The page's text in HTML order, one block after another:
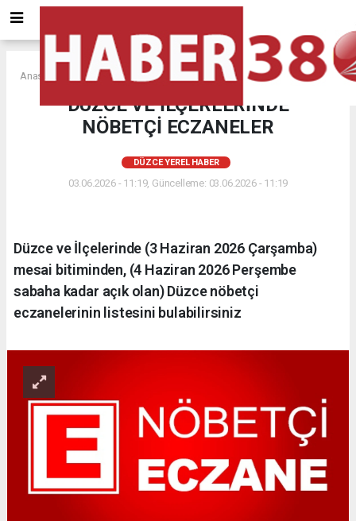
Anasayfa DÜZCE YEREL HABER
DÜZCE VE İLÇERLERİNDE
NÖBETÇİ ECZANELER
DÜZCE YEREL HABER
03.06.2026 - 11:19, Güncelleme: 03.06.2026 - 11:19
Düzce ve İlçelerinde (3 Haziran 2026 Çarşamba)
mesai bitiminden, (4 Haziran 2026 Perşembe
sabaha kadar açık olan) Düzce nöbetçi
eczanelerinin listesini bulabilirsiniz